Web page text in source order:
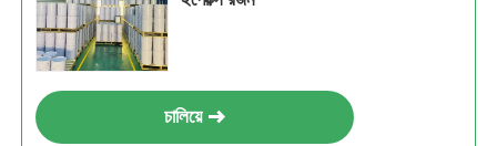
চালিয়ে